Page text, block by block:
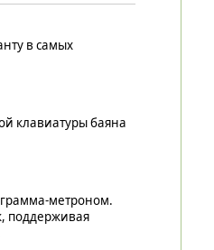
в самых
клавиатуры баяна
метроном.
поддерживая